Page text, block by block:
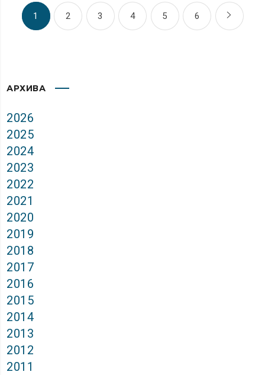
1 2 3 4 5 6
АРХИВА
2026
2025
2024
2023
2022
2021
2020
2019
2018
2017
2016
2015
2014
2013
2012
2011